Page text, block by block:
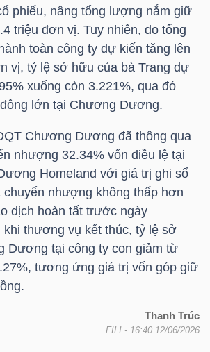
phiếu, nâng tổng lượng nắm giữ
triệu đơn vị. Tuy nhiên, do tổng
toàn công ty dự kiến tăng lên
vị, tỷ lệ sở hữu của bà Trang dự
xuống còn 3.221%, qua đó
lớn tại Chương Dương.
Chương Dương đã thông qua
nhượng 32.34% vốn điều lệ tại
Homeland với giá trị ghi sổ
chuyển nhượng không thấp hơn
dịch hoàn tất trước ngày
khi thương vụ kết thúc, tỷ lệ sở
Dương tại công ty con giảm từ
tương ứng giá trị vốn góp giữ
Thanh Trúc
FILI - 16:40 12/06/2026